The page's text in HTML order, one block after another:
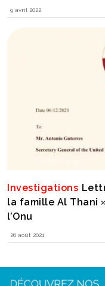
9 avril 2022
Investigations
la famille Al Thani
l’Onu
26 août 2021